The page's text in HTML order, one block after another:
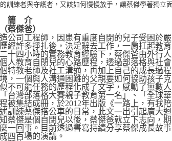
訓練者與守護者，又該如何慢慢放手，讓蔡傑學著獨立
簡 介
蔡傑爸）
公司工程師，因患有重度自閉的兒子受困於
經許多掙扎後，決定辭去工作，一肩扛起教
十四小時的實務教育經驗下，蔡傑爸由外行
人教育自閉兒的心路歷程，透過部落格與社
特教老師及社工溝通，再加上自己的成長過
，一個與人溝通困難的父親要如何協助孩子
不可能任務的歷程化成了文字，感動了無數
台灣部落格大賽親子教育第一名」、「全球
被集結成冊，於2012年出版《一路上，有我
訓練蔡傑搭公車的日常，此文一出引起廣大
蔡傑是個自閉兒以後，蔡傑爸就立下志向，
一回事。目前透過書寫持續分享蔡傑成長故
四百場的演講。